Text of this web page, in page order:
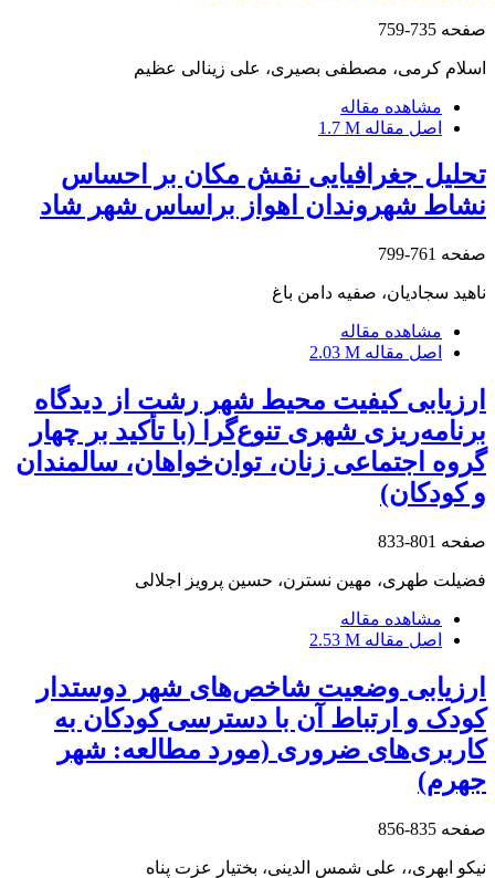
صفحه 735-759
اسلام کرمی، مصطفی بصیری، علی زینالی عظیم
مشاهده مقاله
اصل مقاله 1.7 M
تحلیل جغرافیایی نقش مکان بر احساس
نشاط شهروندان اهواز براساس شهر شاد
صفحه 761-799
ناهید سجادیان، صفیه دامن باغ
مشاهده مقاله
اصل مقاله 2.03 M
ارزیابی کیفیت محیط شهر رشت از دیدگاه
برنامه‌ریزی شهری تنوع‌گرا (با تأکید بر چهار
گروه اجتماعی زنان، توان‌خواهان، سالمندان
و کودکان)
صفحه 801-833
فضیلت طهری، مهین نسترن، حسین پرویز اجلالی
مشاهده مقاله
اصل مقاله 2.53 M
ارزیابی وضعیت شاخص‌های شهر دوستدار
کودک و ارتباط آن با دسترسی کودکان به
کاربری‌های ضروری (مورد مطالعه: شهر
جهرم)
صفحه 835-856
نیکو ابهری،، علی شمس الدینی، بختیار عزت پناه